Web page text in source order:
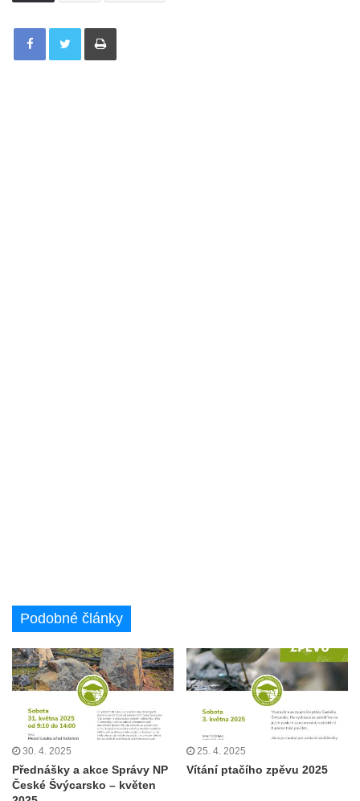
Tisknout
Podobné články
30. 4. 2025
Přednášky a akce Správy NP
České Švýcarsko – květen
25. 4. 2025
Vítání ptačího zpěvu 2025